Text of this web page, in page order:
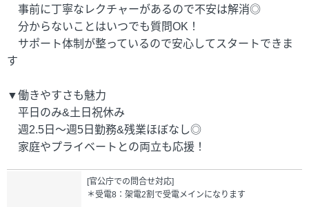
事前に丁寧なレクチャーがあるので不安は解消◎
分からないことはいつでも質問OK！
サポート体制が整っているので安心してスタートできま
す
▼働きやすさも魅力
平日のみ&土日祝休み
週2.5日～週5日勤務&残業ほぼなし◎
家庭やプライベートとの両立も応援！
[官公庁での問合せ対応]
＊受電8：架電2割で受電メインになります